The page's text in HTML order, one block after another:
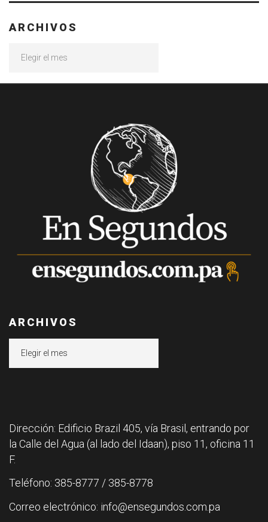
ARCHIVOS
ARCHIVOS
Dirección: Edificio Brazil 405, vía Brasil, entrando por
la Calle del Agua (al lado del Idaan), piso 11, oficina 11
F.
Teléfono: 385-8777 / 385-8778
Correo electrónico: info@ensegundos.com.pa